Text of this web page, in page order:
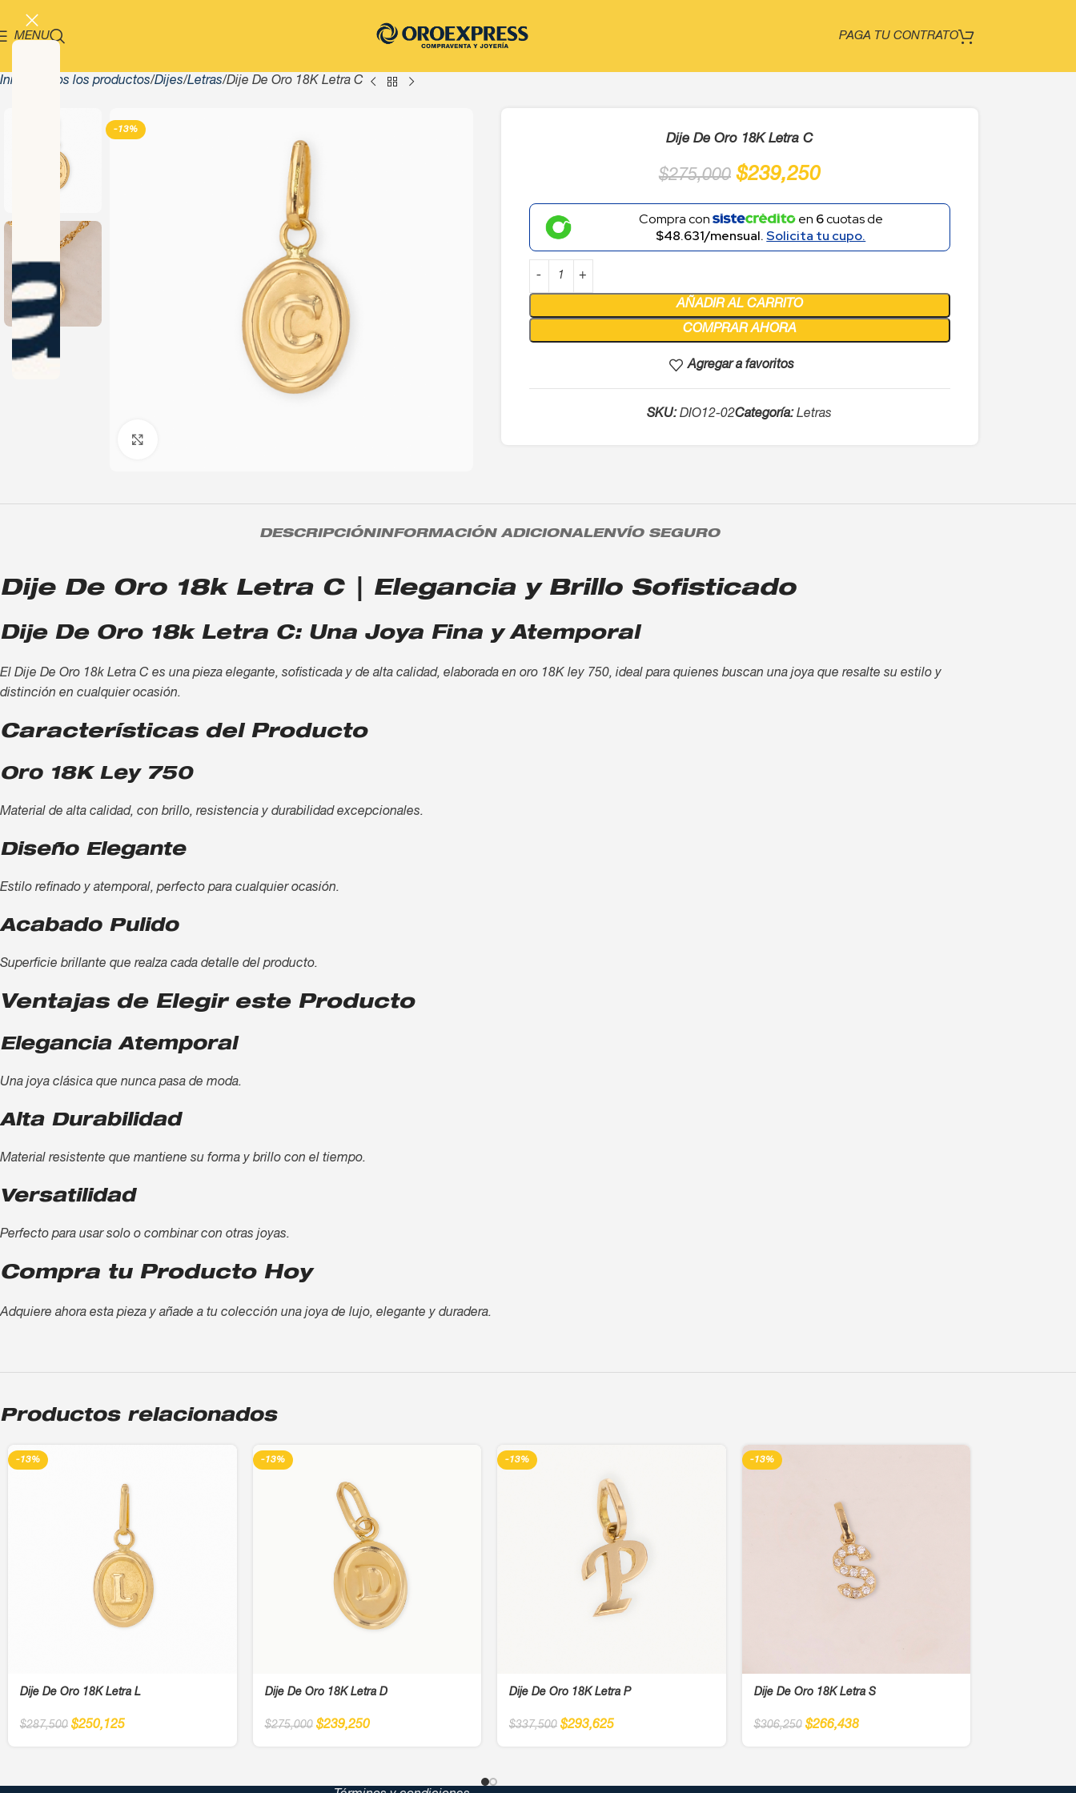
MENU PAGA TU CONTRATO
Inicio Todos los productos Dijes Letras Dije De Oro 18K Letra C
-13%
Dije De Oro 18K Letra C
$275,000 $239,250
Compra con en 6cuotas de
$48.631/mensual.Solicita tu cupo.
AÑADIR AL CARRITO
COMPRAR AHORA
Agregar a favoritos
SKU:DIO12-02Categoría: Letras
DESCRIPCIÓNINFORMACIÓN ADICIONALENVÍO SEGURO
Dije De Oro 18k Letra C | Elegancia y Brillo Sofisticado
Dije De Oro 18k Letra C: Una Joya Fina y Atemporal
El Dije De Oro 18k Letra C es una pieza elegante, sofisticada y de alta calidad, elaborada en oro 18K ley 750, ideal para quienes buscan una joya que resalte su estilo y
distinción en cualquier ocasión.
Características del Producto
Oro 18K Ley 750
Material de alta calidad, con brillo, resistencia y durabilidad excepcionales.
Diseño Elegante
Estilo refinado y atemporal, perfecto para cualquier ocasión.
Acabado Pulido
Superficie brillante que realza cada detalle del producto.
Ventajas de Elegir este Producto
Elegancia Atemporal
Una joya clásica que nunca pasa de moda.
Alta Durabilidad
Material resistente que mantiene su forma y brillo con el tiempo.
Versatilidad
Perfecto para usar solo o combinar con otras joyas.
Compra tu Producto Hoy
Adquiere ahora esta pieza y añade a tu colección una joya de lujo, elegante y duradera.
Productos relacionados
-13%
Dije De Oro 18K Letra L
$287,500 $250,125
-13%
Dije De Oro 18K Letra D
$275,000 $239,250
-13%
Dije De Oro 18K Letra P
$337,500 $293,625
-13%
Dije De Oro 18K Letra S
$306,250 $266,438